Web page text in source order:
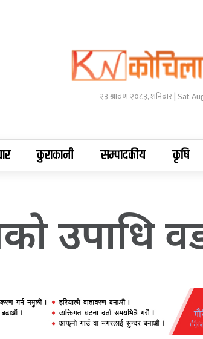
२३ श्रावण २०८३, शनिबार | Sat
कुराकानी सम्पादकीय कृषि
उपाधि